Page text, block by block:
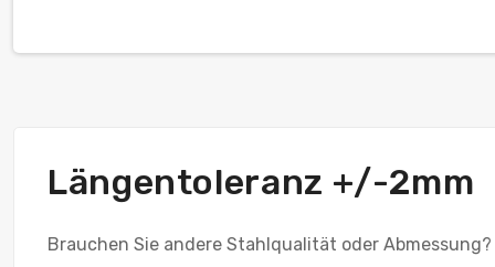
Längentoleranz +/-2mm
Brauchen Sie andere Stahlqualität oder